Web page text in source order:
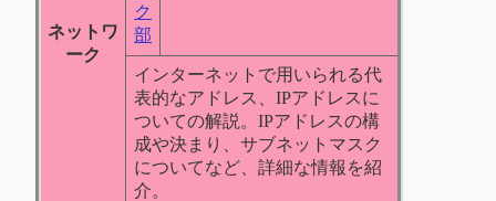
ネットワ
ーク
ク
部
インターネットで用いられる代
表的なアドレス、IPアドレスに
ついての解説。IPアドレスの構
成や決まり、サブネットマスク
についてなど、詳細な情報を紹
介。